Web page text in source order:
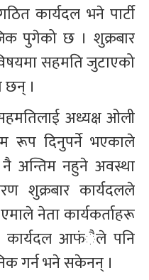
कार्यदल भने पार्टी
पुगेको छ । शुक्रबार
सहमति जुटाएको
।
अध्यक्ष ओली
रूप दिनुपर्ने भएकाले
अन्तिम नहुने अवस्था
शुक्रबार कार्यदलले
नेता कार्यकर्ताहरू
कार्यदल आफंैले पनि
गर्न भने सकेनन् ।